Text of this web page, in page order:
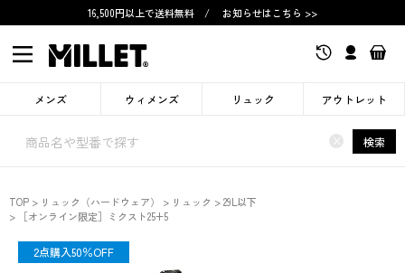
16,500円以上で送料無料 / お知らせはこちら >>
メンズ ウィメンズ リュック アウトレット
× 検索
TOP リュック（ハードウェア） リュック
29L以下
［オンライン限定］ミクスト25+5
限定
2点購入50％OFF